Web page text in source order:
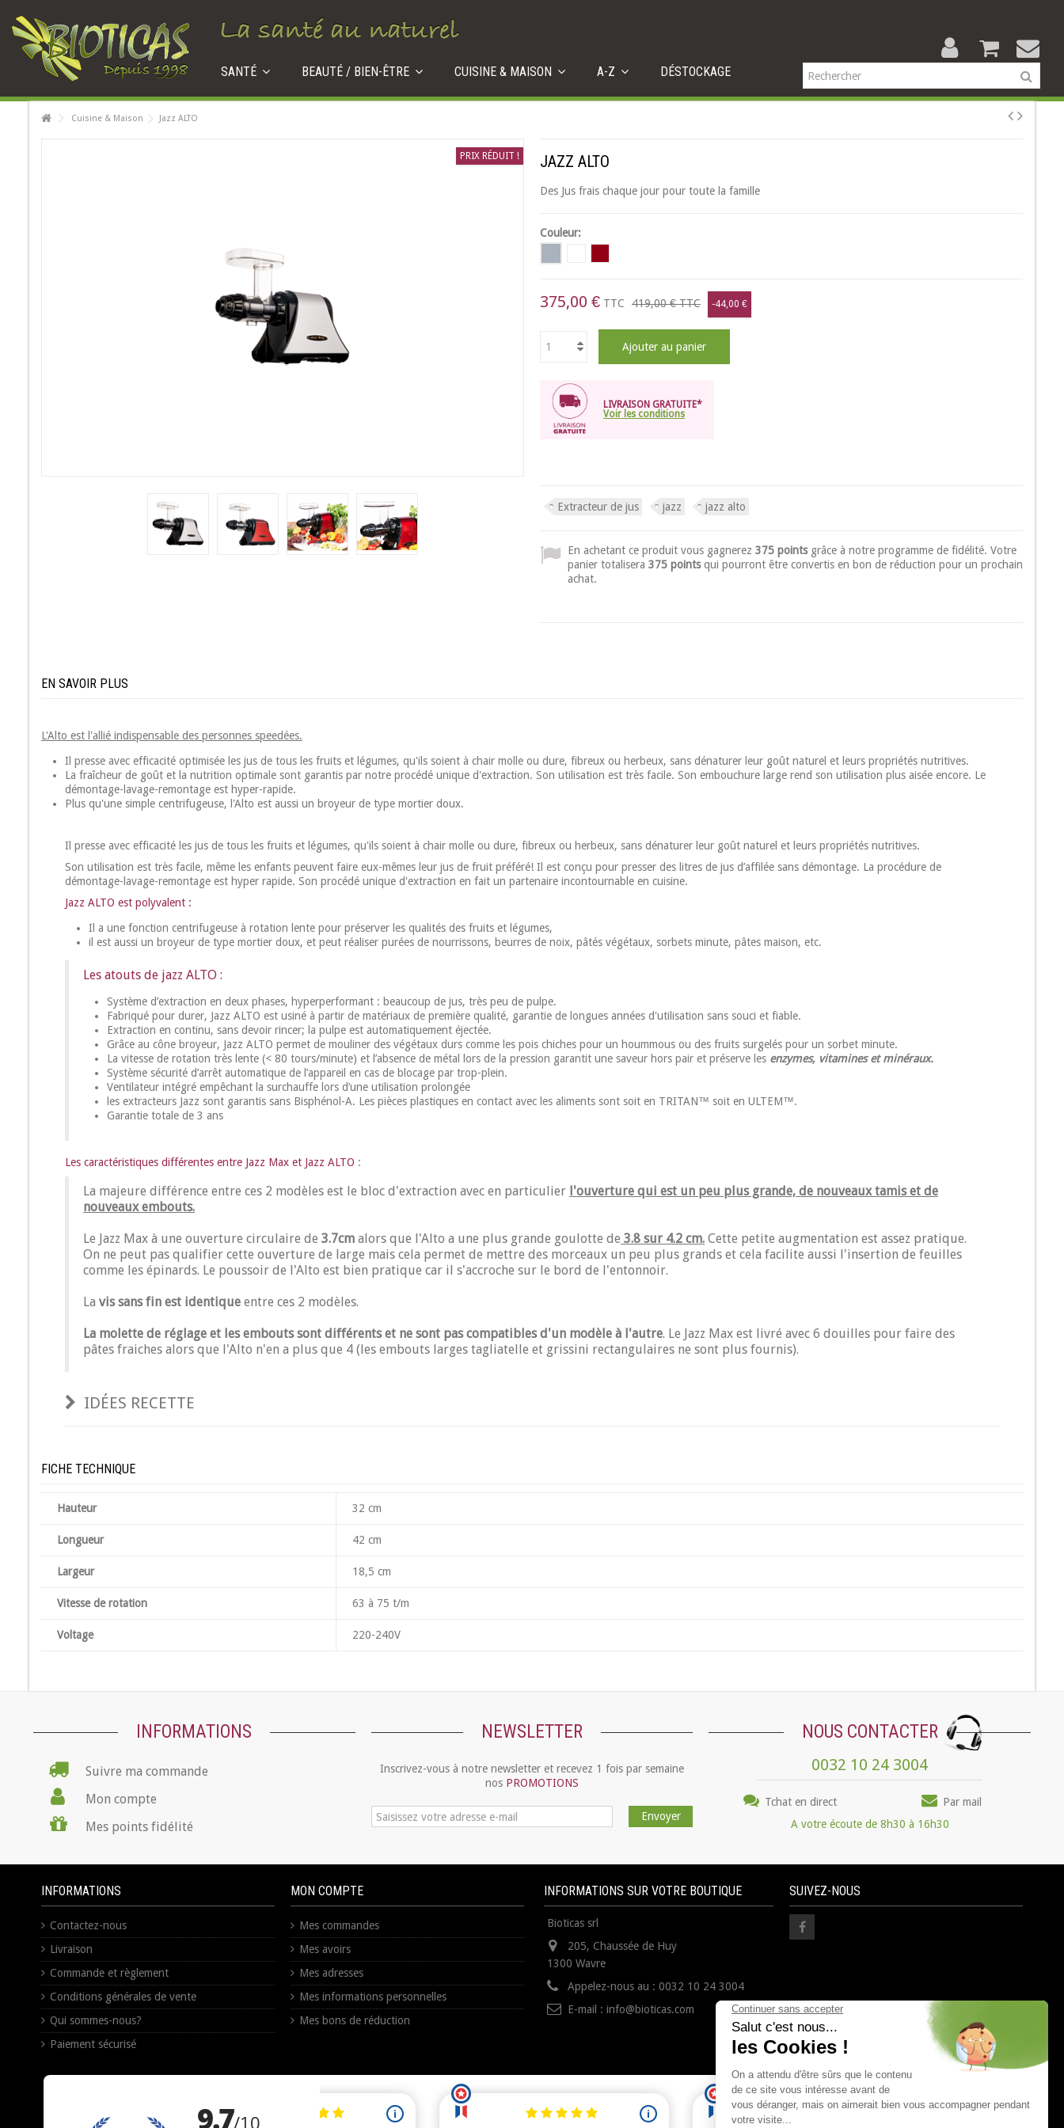
SANTÉ BEAUTÉ / BIEN-ÊTRE CUISINE & MAISON A-Z DÉSTOCKAGE
Cuisine & Maison Jazz ALTO
PRIX RÉDUIT ! JAZZ ALTO
Des Jus frais chaque jour pour toute la famille
Couleur:
375,00 € TTC 419,00 €TTC -44,00 €
Ajouter au panier
LIVRAISON GRATUITE*
Voir les conditions
Extracteur de jus jazz jazz alto
En achetant ce produit vous gagnerez 375 pointsgrâce à notre programme de fidélité. Votre
panier totalisera 375 pointsqui pourront être convertis en bon de réduction pour un prochain
achat.
EN SAVOIR PLUS
L'Alto est l'allié indispensable des personnes speedées.
Il presse avec efficacité optimisée les jus de tous les fruits et légumes, qu'ils soient à chair molle ou dure, fibreux ou herbeux, sans dénaturer leur goût naturel et leurs propriétés nutritives.
La fraîcheur de goût et la nutrition optimale sont garantis par notre procédé unique d'extraction. Son utilisation est très facile. Son embouchure large rend son utilisation plus aisée encore. Le
démontage-lavage-remontage est hyper-rapide.
Plus qu'une simple centrifugeuse, l'Alto est aussi un broyeur de type mortier doux.
Il presse avec efficacité les jus de tous les fruits et légumes, qu'ils soient à chair molle ou dure, fibreux ou herbeux, sans dénaturer leur goût naturel et leurs propriétés nutritives.
Son utilisation est très facile, même les enfants peuvent faire eux-mêmes leur jus de fruit préféré! Il est conçu pour presser des litres de jus d’affilée sans démontage. La procédure de
démontage-lavage-remontage est hyper rapide. Son procédé unique d'extraction en fait un partenaire incontournable en cuisine.
Jazz ALTO est polyvalent :
Il a une fonction centrifugeuse à rotation lente pour préserver les qualités des fruits et légumes,
il est aussi un broyeur de type mortier doux, et peut réaliser purées de nourrissons, beurres de noix, pâtés végétaux, sorbets minute, pâtes maison, etc.
Les atouts de jazz ALTO :
Système d’extraction en deux phases, hyperperformant : beaucoup de jus, très peu de pulpe.
Fabriqué pour durer, Jazz ALTO est usiné à partir de matériaux de première qualité, garantie de longues années d'utilisation sans souci et fiable.
Extraction en continu, sans devoir rincer; la pulpe est automatiquement éjectée.
Grâce au cône broyeur, Jazz ALTO permet de mouliner des végétaux durs comme les pois chiches pour un hoummous ou des fruits surgelés pour un sorbet minute.
La vitesse de rotation très lente (< 80 tours/minute) et l’absence de métal lors de la pression garantit une saveur hors pair et préserve les enzymes, vitamines et minéraux.
Système sécurité d’arrêt automatique de l’appareil en cas de blocage par trop-plein.
Ventilateur intégré empêchant la surchauffe lors d’une utilisation prolongée
les extracteurs Jazz sont garantis sans Bisphénol-A. Les pièces plastiques en contact avec les aliments sont soit en TRITAN™ soit en ULTEM™.
Garantie totale de 3 ans
Les caractéristiques différentes entre Jazz Max et Jazz ALTO :
La majeure différence entre ces 2 modèles est le bloc d'extraction avec en particulier l'ouverture qui est un peu plus grande, de nouveaux tamis et de
nouveaux embouts.
Le Jazz Max à une ouverture circulaire de 3.7cm alors que l'Alto a une plus grande goulotte de 3.8 sur 4.2 cm. Cette petite augmentation est assez pratique.
On ne peut pas qualifier cette ouverture de large mais cela permet de mettre des morceaux un peu plus grands et cela facilite aussi l'insertion de feuilles
comme les épinards. Le poussoir de l'Alto est bien pratique car il s'accroche sur le bord de l'entonnoir.
La vis sans fin est identique entre ces 2 modèles.
La molette de réglage et les embouts sont différents et ne sont pas compatibles d'un modèle à l'autre. Le Jazz Max est livré avec 6 douilles pour faire des
pâtes fraiches alors que l'Alto n'en a plus que 4 (les embouts larges tagliatelle et grissini rectangulaires ne sont plus fournis).
IDÉES RECETTE
FICHE TECHNIQUE
Hauteur 32 cm
Longueur 42 cm
Largeur 18,5 cm
Vitesse de rotation 63 à 75 t/m
Voltage 220-240V
INFORMATIONS
Suivre ma commande
Mon compte
Mes points fidélité
NEWSLETTER
Inscrivez-vous à notre newsletter et recevez 1 fois par semaine
nos PROMOTIONS
Envoyer
NOUS CONTACTER
0032 10 24 3004
Tchat en direct
Par mail
A votre écoute de 8h30 à 16h30
INFORMATIONS
Contactez-nous
Livraison
Commande et règlement
Conditions générales de vente
Qui sommes-nous?
Paiement sécurisé
MON COMPTE
Mes commandes
Mes avoirs
Mes adresses
Mes informations personnelles
Mes bons de réduction
INFORMATIONS SUR VOTRE BOUTIQUE
Bioticas srl
205, Chaussée de Huy
1300 Wavre
Appelez-nous au : 0032 10 24 3004
E-mail : info@bioticas.com
SUIVEZ-NOUS